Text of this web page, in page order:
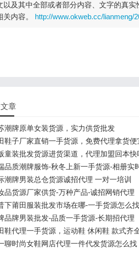
以及其中全部或者部分内容、文字的真
关内容。 http://www.okweb.cc/lianmeng/
章
潮牌原单女装货源，实力供货批发
鞋子厂家直销一手货源，免费代理拿货便
童装批发货源进货渠道，代理加盟回本快
品质潮牌服饰-秋冬上新一手货源-相册实
潮牌男装总仓货源诚招代理 一对一培训
品货源厂家供货-万种产品-诚招网销代理
下莆田服装批发市场在哪-一手货源怎么找
品牌男装批发-品质一手货源-长期招代理
鞋代理一手货源，运动鞋 休闲鞋 款式齐
聊时尚女鞋网店代理一件代发货源怎么找